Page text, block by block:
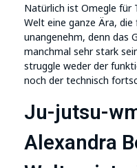
Natürlich ist Omegle für
Welt eine ganze Ära,
unangenehm, denn das
manchmal sehr stark
struggle weder der
noch der technisch
Ju-jutsu-
Alexandra